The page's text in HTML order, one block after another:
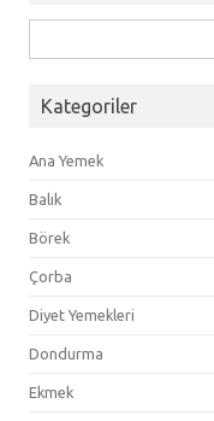
Kategoriler
Ana Yemek
Balık
Börek
Çorba
Diyet Yemekleri
Dondurma
Ekmek